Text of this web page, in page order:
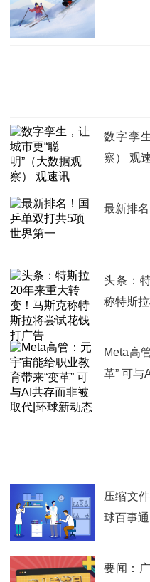
数字孪
察） 观
最新排
头条：
称特斯
Meta高
革” 可与
压缩文
球百事通
要闻：